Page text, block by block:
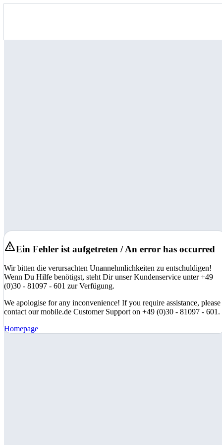
Ein Fehler ist aufgetreten / An error has occurred
Wir bitten die verursachten Unannehmlichkeiten zu entschuldigen!
Wenn Du Hilfe benötigst, steht Dir unser Kundenservice unter +49
(0)30 - 81097 - 601 zur Verfügung.
We apologise for any inconvenience! If you require assistance, please
contact our mobile.de Customer Support on +49 (0)30 - 81097 - 601.
Homepage